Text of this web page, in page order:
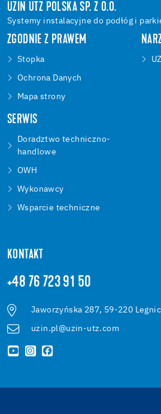
UZIN UTZ POLSKA SP. Z O.O.
Systemy instalacyjne do podłóg i
ZGODNIE Z PRAWEM
Stopka
Ochrona Danych
Mapa strony
SERWIS
Doradztwo techniczno-
handlowe
OWH
Wykonawcy
Wsparcie techniczne
KONTAKT
+48 76 723 91 50
Jaworzyńska 287, 59-220
uzin.pl@uzin-utz.com